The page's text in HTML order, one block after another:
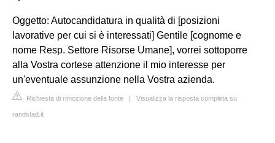
Oggetto: Autocandidatura in qualità di [posizioni
lavorative per cui si è interessati] Gentile [cognome e
nome Resp. Settore Risorse Umane], vorrei sottoporre
alla Vostra cortese attenzione il mio interesse per
un'eventuale assunzione nella Vostra azienda.
Richiesta di rimozione della fonte | Visualizza la risposta completa su
randstad.it